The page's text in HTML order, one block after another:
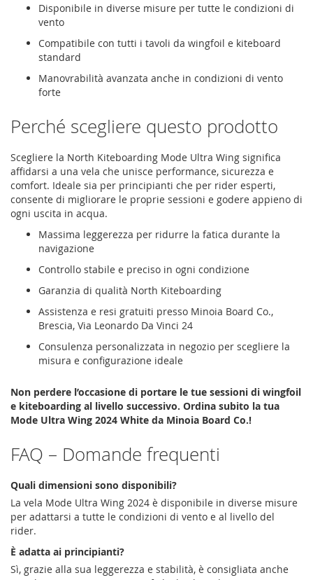
Disponibile in diverse misure per tutte le condizioni di
vento
Compatibile con tutti i tavoli da wingfoil e kiteboard
standard
Manovrabilità avanzata anche in condizioni di vento
forte
Perché scegliere questo prodotto
Scegliere la North Kiteboarding Mode Ultra Wing significa
affidarsi a una vela che unisce performance, sicurezza e
comfort. Ideale sia per principianti che per rider esperti,
consente di migliorare le proprie sessioni e godere appieno di
ogni uscita in acqua.
Massima leggerezza per ridurre la fatica durante la
navigazione
Controllo stabile e preciso in ogni condizione
Garanzia di qualità North Kiteboarding
Assistenza e resi gratuiti presso Minoia Board Co.,
Brescia, Via Leonardo Da Vinci 24
Consulenza personalizzata in negozio per scegliere la
misura e configurazione ideale
Non perdere l’occasione di portare le tue sessioni di wingfoil
e kiteboarding al livello successivo. Ordina subito la tua
Mode Ultra Wing 2024 White da Minoia Board Co.!
FAQ – Domande frequenti
Quali dimensioni sono disponibili?
La vela Mode Ultra Wing 2024 è disponibile in diverse misure
per adattarsi a tutte le condizioni di vento e al livello del
rider.
È adatta ai principianti?
Sì, grazie alla sua leggerezza e stabilità, è consigliata anche